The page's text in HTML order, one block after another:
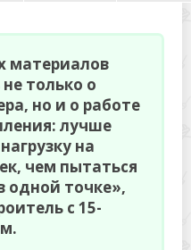
материалов
только о
но и о работе
лучше
на
чем пытаться
одной точке»,
с 15-